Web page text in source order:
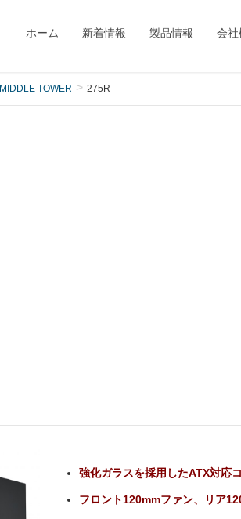
ホーム 新着情報 製品情報 会
MIDDLE TOWER 275R
強化ガラスを採用したATX対応
フロント120mmファン、リア